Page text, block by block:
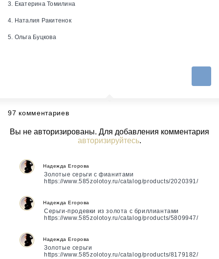
3. Екатерина Томилина
4. Наталия Ракитенок
5. Ольга Буцкова
97 комментариев
Вы не авторизированы. Для добавления комментария
авторизируйтесь.
Надежда Егорова
Золотые серьги с фианитами
https://www.585zolotoy.ru/catalog/products/2020391/
Надежда Егорова
Серьги-продевки из золота с бриллиантами
https://www.585zolotoy.ru/catalog/products/5809947/
Надежда Егорова
Золотые серьги
https://www.585zolotoy.ru/catalog/products/8179182/